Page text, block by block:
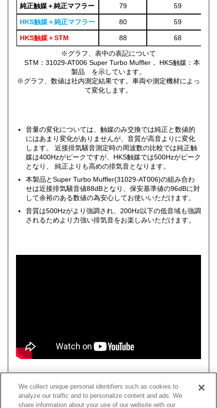
純正触媒＋純正マフラー 79 59
HKS触媒＋純正マフラー 80 59
HKS触媒＋STM 88
68
※グラフ、表中の表記について
STM：31029-AT006 Super Turbo Muffler， HKS触媒：本
製品 を示しています。
※グラフ、数値は社内測定結果です。車両や測定機材によっ
て変化します。
音量の変化については、触媒のみ交換では純正と数値的
にはあまり変化がありませんが、音質が高音よりに変化
します。 近接排気騒音測定時の周波数の比較では純正触
媒は400Hzがピークですが、HKS触媒では500Hzがピーク
となり、 純正よりも高めの排気音となります。
本製品とSuper Turbo Muffler(31029-AT006)の組み合わ
せは近接排気騒音値88dBとなり、保安基準値の96dBに対
して余裕のある数値の為安心してお使いいただけます。
音質は500Hzがより強調され、200Hz以下の低音域も強調
されるためより力強い排気音をお楽しみいただけます。
車種 類別 型式 エンジン 年式
We collect unique personal identifiers such as cookies to
analyze our traffic and to personalize content and ads. We
share information about your use of our website with our